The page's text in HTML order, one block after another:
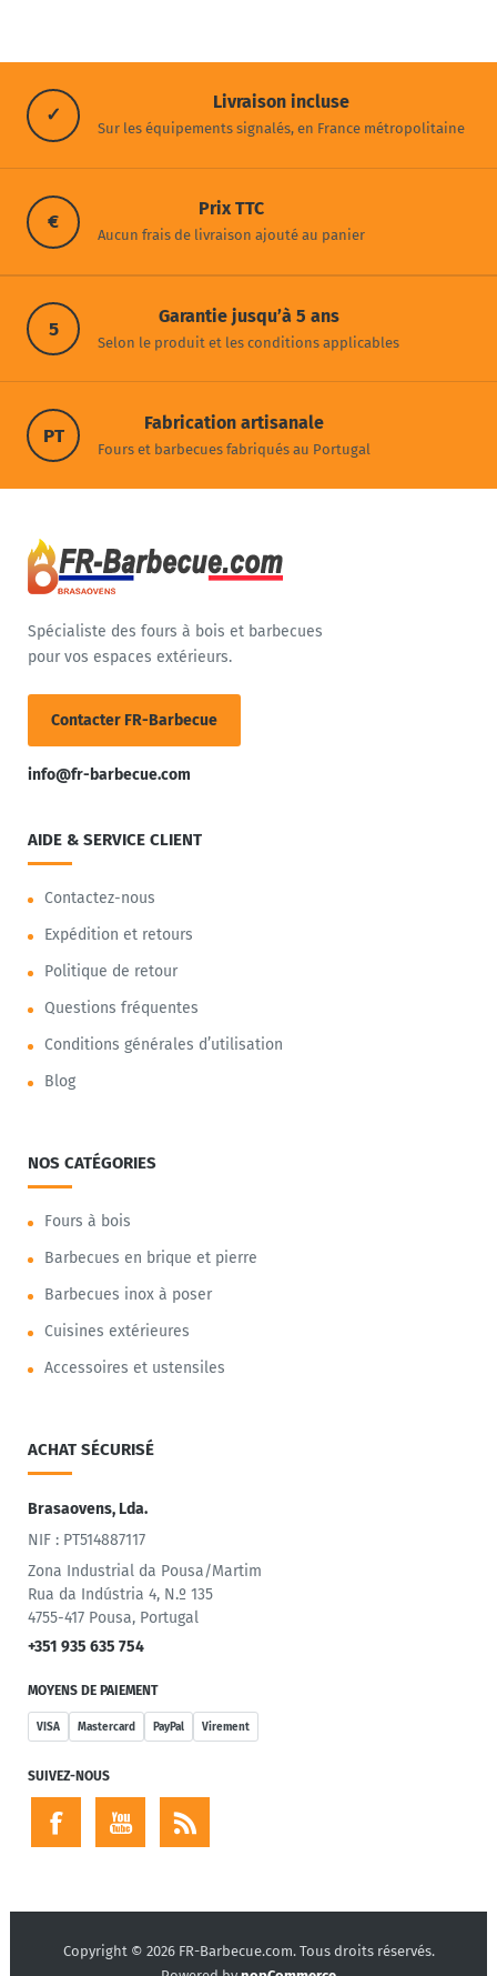
✓
Livraison incluse
Sur les équipements signalés, en France métropolitaine
€
Prix TTC
Aucun frais de livraison ajouté au panier
5
Garantie jusqu’à 5 ans
Selon le produit et les conditions applicables
PT
Fabrication artisanale
Fours et barbecues fabriqués au Portugal
Spécialiste des fours à bois et barbecues
pour vos espaces extérieurs.
Contacter FR-Barbecue
info@fr-barbecue.com
AIDE & SERVICE CLIENT
Contactez-nous
Expédition et retours
Politique de retour
Questions fréquentes
Conditions générales d’utilisation
Blog
NOS CATÉGORIES
Fours à bois
Barbecues en brique et pierre
Barbecues inox à poser
Cuisines extérieures
Accessoires et ustensiles
ACHAT SÉCURISÉ
Brasaovens, Lda.
NIF : PT514887117
Zona Industrial da Pousa/Martim
Rua da Indústria 4, N.º 135
4755-417 Pousa, Portugal
+351 935 635 754
MOYENS DE PAIEMENT
VISA Mastercard PayPal Virement
SUIVEZ-NOUS
Copyright © 2026 FR-Barbecue.com. Tous droits réservés.